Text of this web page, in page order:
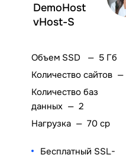
DemoHost
vHost-S
Объем SSD — 5 Гб
Количество сайтов
Количество баз
данных — 2
Нагрузка — 70 cp
Бесплатный SSL-